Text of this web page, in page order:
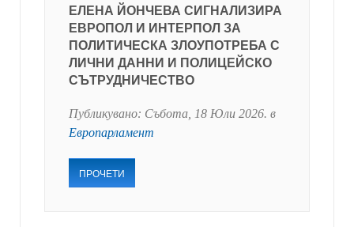
ЕЛЕНА ЙОНЧЕВА СИГНАЛИЗИРА
ЕВРОПОЛ И ИНТЕРПОЛ ЗА
ПОЛИТИЧЕСКА ЗЛОУПОТРЕБА С
ЛИЧНИ ДАННИ И ПОЛИЦЕЙСКО
СЪТРУДНИЧЕСТВО
Публикувано: Събота, 18 Юли 2026. в
Европарламент
ПРОЧЕТИ